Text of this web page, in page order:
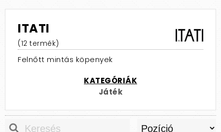
ITATI
(12 termék)
Felnőtt mintás köpenyek
KATEGÓRIÁK
Játék